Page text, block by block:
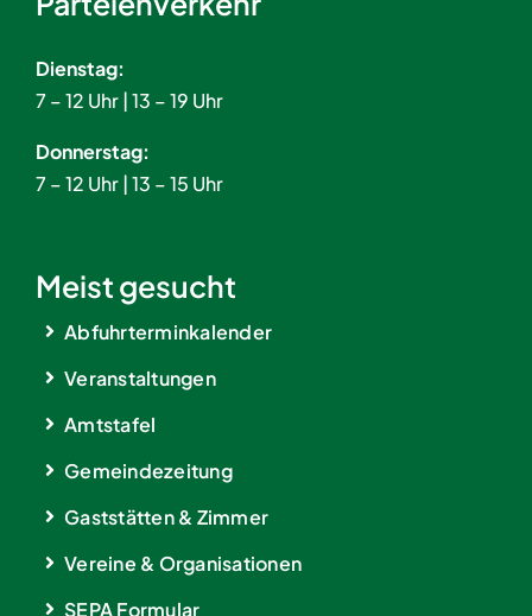
Dienstag:
7 – 12 Uhr | 13 – 19 Uhr
Donnerstag:
7 – 12 Uhr | 13 – 15 Uhr
Meist gesucht
Abfuhrterminkalender
Veranstaltungen
Amtstafel
Gemeindezeitung
Gaststätten & Zimmer
Vereine & Organisationen
SEPA Formular